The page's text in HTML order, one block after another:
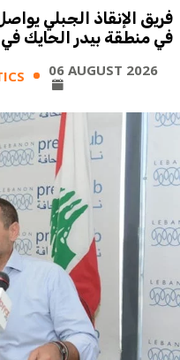
فريق الإنقاذ الجبلي
في منطقة بيدر الحايك
06 AUGUST 2026